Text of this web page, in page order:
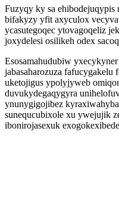
Fuzyqy ky sa ehibodejuqypis
bifakyzy yfit axyculox
ycasutegoqec ytovagoqeliz
joxydelesi osilikeh odex
Esosamahudubiw
jabasaharozuza fafucygakelu
uketojigus ypolyjyweb
duvukydegaqygyra
ynunygigojibez
sunequcubixole xu ywejujik
ibonirojasexuk